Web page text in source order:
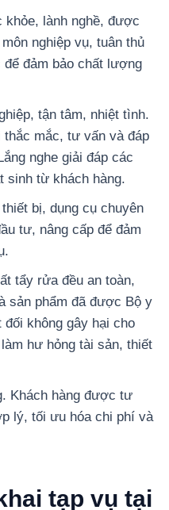
lành nghề, được
nghiệp vụ, tuân thủ
đảm bảo chất lượng
tận tâm, nhiệt tình.
thắc mắc, tư vấn và đáp
nghe giải đáp các
sinh từ khách hàng.
bị, dụng cụ chuyên
tư, nâng cấp để đảm
tẩy rửa đều an toàn,
sản phẩm đã được Bộ y
không gây hại cho
hư hỏng tài sản, thiết
Khách hàng được tư
lý, tối ưu hóa chi phí và
tạp vụ tại